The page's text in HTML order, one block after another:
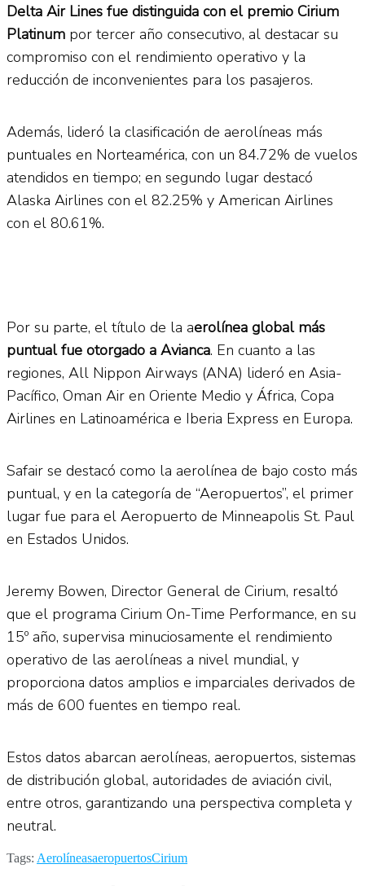
Delta Air Lines fue distinguida con el premio Cirium
Platinum por tercer año consecutivo, al destacar su
compromiso con el rendimiento operativo y la
reducción de inconvenientes para los pasajeros.
Además, lideró la clasificación de aerolíneas más
puntuales en Norteamérica, con un 84.72% de vuelos
atendidos en tiempo; en segundo lugar destacó
Alaska Airlines con el 82.25% y American Airlines
con el 80.61%.
Por su parte, el título de la aerolínea global más
puntual fue otorgado a Avianca. En cuanto a las
regiones, All Nippon Airways (ANA) lideró en Asia-
Pacífico, Oman Air en Oriente Medio y África, Copa
Airlines en Latinoamérica e Iberia Express en Europa.
Safair se destacó como la aerolínea de bajo costo más
puntual, y en la categoría de “Aeropuertos”, el primer
lugar fue para el Aeropuerto de Minneapolis St. Paul
en Estados Unidos.
Jeremy Bowen, Director General de Cirium, resaltó
que el programa Cirium On-Time Performance, en su
15º año, supervisa minuciosamente el rendimiento
operativo de las aerolíneas a nivel mundial, y
proporciona datos amplios e imparciales derivados de
más de 600 fuentes en tiempo real.
Estos datos abarcan aerolíneas, aeropuertos, sistemas
de distribución global, autoridades de aviación civil,
entre otros, garantizando una perspectiva completa y
neutral.
Tags: AerolíneasaeropuertosCirium